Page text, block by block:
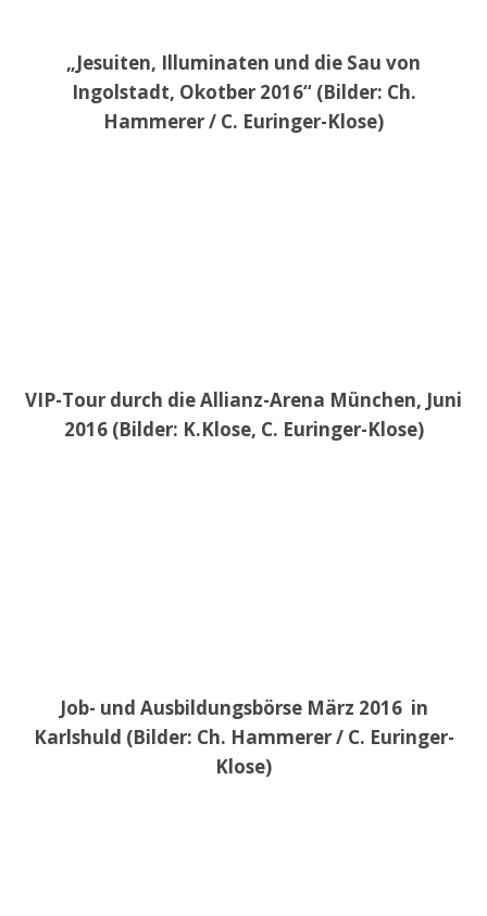
„Jesuiten, Illuminaten und die Sau von
Ingolstadt, Okotber 2016“ (Bilder: Ch.
Hammerer / C. Euringer-Klose)
VIP-Tour durch die Allianz-Arena München, Juni
2016 (Bilder: K.Klose, C. Euringer-Klose)
Job- und Ausbildungsbörse März 2016 in
Karlshuld (Bilder: Ch. Hammerer / C. Euringer-
Klose)